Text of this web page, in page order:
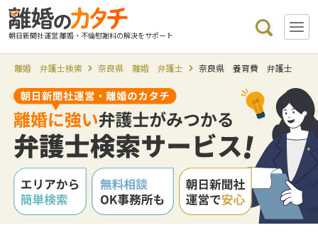
朝日新聞社運営 離婚・不倫慰謝料の解決をサポート
離婚 弁護士検索 奈良県 離婚 弁護士 奈良県 養育費 弁護士